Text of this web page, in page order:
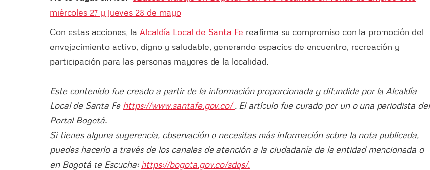
miércoles 27 y jueves 28 de mayo
Con estas acciones, la Alcaldía Local de Santa Fe reafirma su compromiso con la promoción del
envejecimiento activo, digno y saludable, generando espacios de encuentro, recreación y
participación para las personas mayores de la localidad.
Este contenido fue creado a partir de la información proporcionada y difundida por la Alcaldía
Local de Santa Fe https://www.santafe.gov.co/. El artículo fue curado por un o una periodista del
Portal Bogotá.
Si tienes alguna sugerencia, observación o necesitas más información sobre la nota publicada,
puedes hacerlo a través de los canales de atención a la ciudadanía de la entidad mencionada o
en Bogotá te Escucha: https://bogota.gov.co/sdqs/.